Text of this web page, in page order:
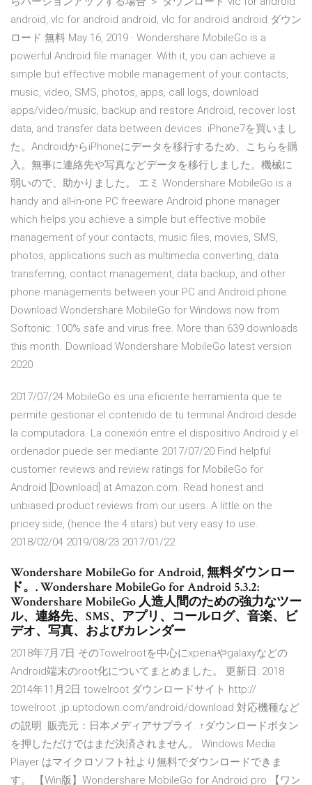
android, vlc for android android, vlc for android android ダウン
ロード 無料 May 16, 2019 · Wondershare MobileGo is a
powerful Android file manager. With it, you can achieve a
simple but effective mobile management of your contacts,
music, video, SMS, photos, apps, call logs, download
apps/video/music, backup and restore Android, recover lost
data, and transfer data between devices. iPhone7を買いまし
た。AndroidからiPhoneにデータを移行するため、こちらを購
入。無事に連絡先や写真などデータを移行しました。機械に
弱いので、助かりました。 エミ Wondershare MobileGo is a
handy and all-in-one PC freeware Android phone manager
which helps you achieve a simple but effective mobile
management of your contacts, music files, movies, SMS,
photos, applications such as multimedia converting, data
transferring, contact management, data backup, and other
phone managements between your PC and Android phone.
Download Wondershare MobileGo for Windows now from
Softonic: 100% safe and virus free. More than 639 downloads
this month. Download Wondershare MobileGo latest version
2020
2017/07/24 MobileGo es una eficiente herramienta que te
permite gestionar el contenido de tu terminal Android desde
la computadora. La conexión entre el dispositivo Android y el
ordenador puede ser mediante 2017/07/20 Find helpful
customer reviews and review ratings for MobileGo for
Android [Download] at Amazon.com. Read honest and
unbiased product reviews from our users. A little on the
pricey side, (hence the 4 stars) but very easy to use.
2018/02/04 2019/08/23 2017/01/22
Wondershare MobileGo for Android, 無料ダウンロー
ド。. Wondershare MobileGo for Android 5.3.2:
Wondershare MobileGo 人造人間のための強力なツー
ル、連絡先、SMS、アプリ、コールログ、音楽、ビ
デオ、写真、およびカレンダー
2018年7月7日 そのTowelrootを中心にxperiaやgalaxyなどの
Android端末のroot化についてまとめました。 更新日: 2018
2014年11月2日 towelroot ダウンロードサイト http://
towelroot .jp.uptodown.com/android/download 対応機種など
の説明 販売元：日本メディアサプライ. ↑ダウンロードボタン
を押しただけではまだ決済されません。 Windows Media
Player はマイクロソフト社より無料でダウンロードできま
す。 【Win版】Wondershare MobileGo for Android pro 【ワン